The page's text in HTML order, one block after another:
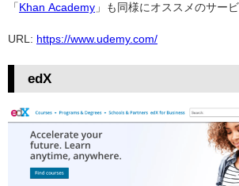
「 Khan Academy 」も同様にオススメのサービ
URL: https://www.udemy.com/
edX